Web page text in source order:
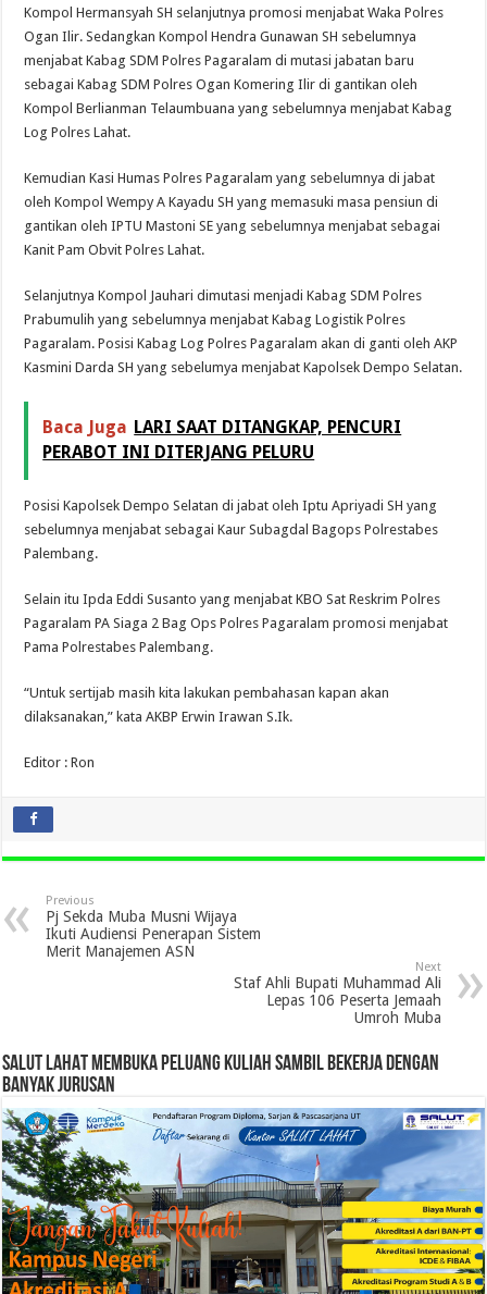
Kompol Hermansyah SH selanjutnya promosi menjabat Waka Polres
Ogan Ilir. Sedangkan Kompol Hendra Gunawan SH sebelumnya
menjabat Kabag SDM Polres Pagaralam di mutasi jabatan baru
sebagai Kabag SDM Polres Ogan Komering Ilir di gantikan oleh
Kompol Berlianman Telaumbuana yang sebelumnya menjabat Kabag
Log Polres Lahat.
Kemudian Kasi Humas Polres Pagaralam yang sebelumnya di jabat
oleh Kompol Wempy A Kayadu SH yang memasuki masa pensiun di
gantikan oleh IPTU Mastoni SE yang sebelumnya menjabat sebagai
Kanit Pam Obvit Polres Lahat.
Selanjutnya Kompol Jauhari dimutasi menjadi Kabag SDM Polres
Prabumulih yang sebelumnya menjabat Kabag Logistik Polres
Pagaralam. Posisi Kabag Log Polres Pagaralam akan di ganti oleh AKP
Kasmini Darda SH yang sebelumya menjabat Kapolsek Dempo Selatan.
Baca Juga LARI SAAT DITANGKAP, PENCURI
PERABOT INI DITERJANG PELURU
Posisi Kapolsek Dempo Selatan di jabat oleh Iptu Apriyadi SH yang
sebelumnya menjabat sebagai Kaur Subagdal Bagops Polrestabes
Palembang.
Selain itu Ipda Eddi Susanto yang menjabat KBO Sat Reskrim Polres
Pagaralam PA Siaga 2 Bag Ops Polres Pagaralam promosi menjabat
Pama Polrestabes Palembang.
“Untuk sertijab masih kita lakukan pembahasan kapan akan
dilaksanakan,” kata AKBP Erwin Irawan S.Ik.
Editor : Ron
Previous
Pj Sekda Muba Musni Wijaya
Ikuti Audiensi Penerapan Sistem
Merit Manajemen ASN
Next
Staf Ahli Bupati Muhammad Ali
Lepas 106 Peserta Jemaah
Umroh Muba
SALUT LAHAT MEMBUKA PELUANG KULIAH SAMBIL BEKERJA DENGAN
BANYAK JURUSAN